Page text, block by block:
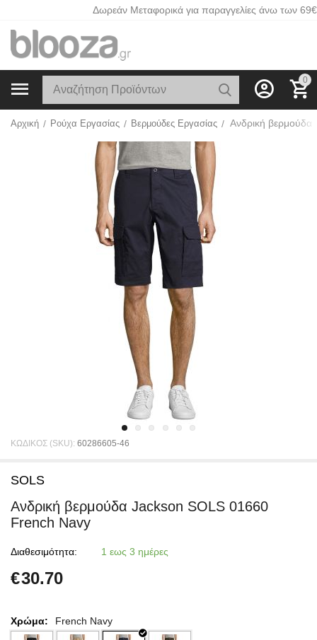
Δωρεάν Μεταφορικά για παραγγελίες άνω των 69€
0
Αρχική / Ρούχα Εργασίας / Βερμούδες Εργασίας /
ΚΩΔΙΚΟΣ (SKU): 60286605-46
SOLS
Ανδρική βερμούδα Jackson SOLS 01660
French Navy
Διαθεσιμότητα: 1 εως 3 ημέρες
€30.70
Χρώμα: French Navy